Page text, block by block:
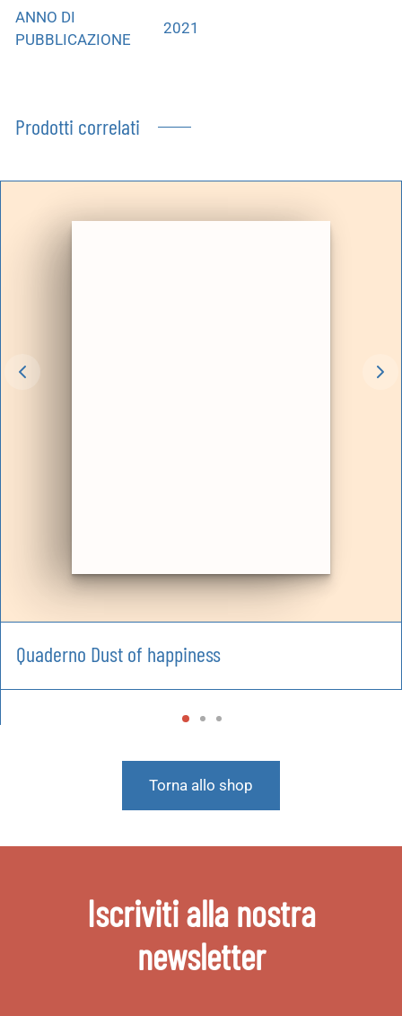
ANNO DI
PUBBLICAZIONE
2021
Prodotti correlati
Quaderno Dust of happiness
Torna allo shop
Iscriviti alla nostra
newsletter